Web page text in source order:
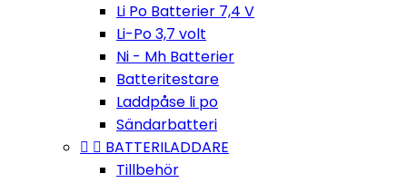
Li Po Batterier 7,4 V
Li-Po 3,7 volt
Ni - Mh Batterier
Batteritestare
Laddpåse li po
Sändarbatteri
  BATTERILADDARE
Tillbehör